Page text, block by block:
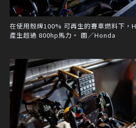
在使用殼牌100% 可再生的賽車燃料下，
產生超過 800hp馬力。 圖／Honda